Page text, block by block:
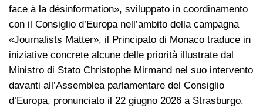
face à la désinformation», sviluppato in coordinamento
con il Consiglio d’Europa nell’ambito della campagna
«Journalists Matter», il Principato di Monaco traduce in
iniziative concrete alcune delle priorità illustrate dal
Ministro di Stato Christophe Mirmand nel suo intervento
davanti all’Assemblea parlamentare del Consiglio
d’Europa, pronunciato il 22 giugno 2026 a Strasburgo.